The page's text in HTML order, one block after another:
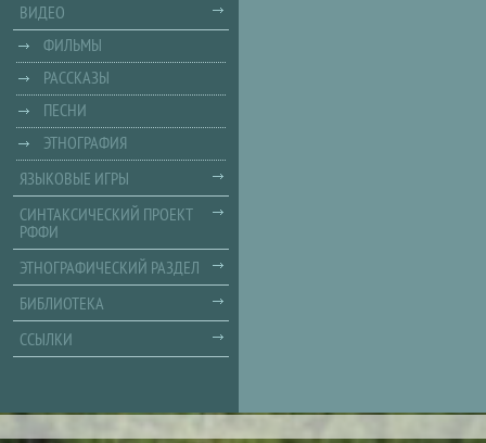
ВИДЕО
ФИЛЬМЫ
РАССКАЗЫ
ПЕСНИ
ЭТНОГРАФИЯ
ЯЗЫКОВЫЕ ИГРЫ
СИНТАКСИЧЕСКИЙ ПРОЕКТ
РФФИ
ЭТНОГРАФИЧЕСКИЙ РАЗДЕЛ
БИБЛИОТЕКА
ССЫЛКИ